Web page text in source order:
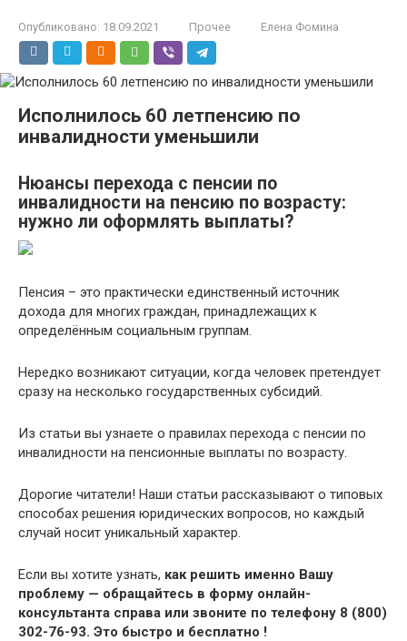
Опубликовано: 18.09.2021 Прочее Елена Фомина
Исполнилось 60 летпенсию по
инвалидности уменьшили
Нюансы перехода с пенсии по
инвалидности на пенсию по возрасту:
нужно ли оформлять выплаты?
Пенсия – это практически единственный источник
дохода для многих граждан, принадлежащих к
определённым социальным группам.
Нередко возникают ситуации, когда человек претендует
сразу на несколько государственных субсидий.
Из статьи вы узнаете о правилах перехода с пенсии по
инвалидности на пенсионные выплаты по возрасту.
Дорогие читатели! Наши статьи рассказывают о типовых
способах решения юридических вопросов, но каждый
случай носит уникальный характер.
Если вы хотите узнать, как решить именно Вашу
проблему — обращайтесь в форму онлайн-
консультанта справа или звоните по телефону 8 (800)
302-76-93. Это быстро и бесплатно !